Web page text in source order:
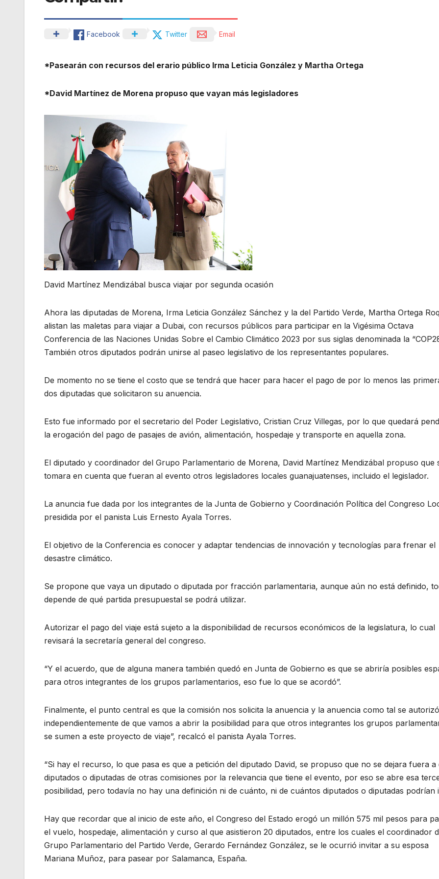
Facebook Twitter Email
*Pasearán con recursos del erario público Irma Leticia González y Martha Ortega
*David Martínez de Morena propuso que vayan más legisladores
David Martínez Mendizábal busca viajar por segunda ocasión
Ahora las diputadas de Morena, Irma Leticia González Sánchez y la del Partido Verde, Martha Ortega
alistan las maletas para viajar a Dubai, con recursos públicos para participar en la Vigésima Octava
Conferencia de las Naciones Unidas Sobre el Cambio Climático 2023 por sus siglas denominada la
También otros diputados podrán unirse al paseo legislativo de los representantes populares.
De momento no se tiene el costo que se tendrá que hacer para hacer el pago de por lo menos las
dos diputadas que solicitaron su anuencia.
Esto fue informado por el secretario del Poder Legislativo, Cristian Cruz Villegas, por lo que quedará
la erogación del pago de pasajes de avión, alimentación, hospedaje y transporte en aquella zona.
El diputado y coordinador del Grupo Parlamentario de Morena, David Martínez Mendizábal propuso que
tomara en cuenta que fueran al evento otros legisladores locales guanajuatenses, incluido el legislador.
La anuncia fue dada por los integrantes de la Junta de Gobierno y Coordinación Política del Congreso
presidida por el panista Luis Ernesto Ayala Torres.
El objetivo de la Conferencia es conocer y adaptar tendencias de innovación y tecnologías para frenar el
desastre climático.
Se propone que vaya un diputado o diputada por fracción parlamentaria, aunque aún no está definido,
depende de qué partida presupuestal se podrá utilizar.
Autorizar el pago del viaje está sujeto a la disponibilidad de recursos económicos de la legislatura, lo cual
revisará la secretaría general del congreso.
“Y el acuerdo, que de alguna manera también quedó en Junta de Gobierno es que se abriría posibles
para otros integrantes de los grupos parlamentarios, eso fue lo que se acordó”.
Finalmente, el punto central es que la comisión nos solicita la anuencia y la anuencia como tal se
independientemente de que vamos a abrir la posibilidad para que otros integrantes los grupos
se sumen a este proyecto de viaje”, recalcó el panista Ayala Torres.
“Si hay el recurso, lo que pasa es que a petición del diputado David, se propuso que no se dejara fuera a
diputados o diputadas de otras comisiones por la relevancia que tiene el evento, por eso se abre esa
posibilidad, pero todavía no hay una definición ni de cuánto, ni de cuántos diputados o diputadas podrían
Hay que recordar que al inicio de este año, el Congreso del Estado erogó un millón 575 mil pesos para
el vuelo, hospedaje, alimentación y curso al que asistieron 20 diputados, entre los cuales el coordinador
Grupo Parlamentario del Partido Verde, Gerardo Fernández González, se le ocurrió invitar a su esposa
Mariana Muñoz, para pasear por Salamanca, España.